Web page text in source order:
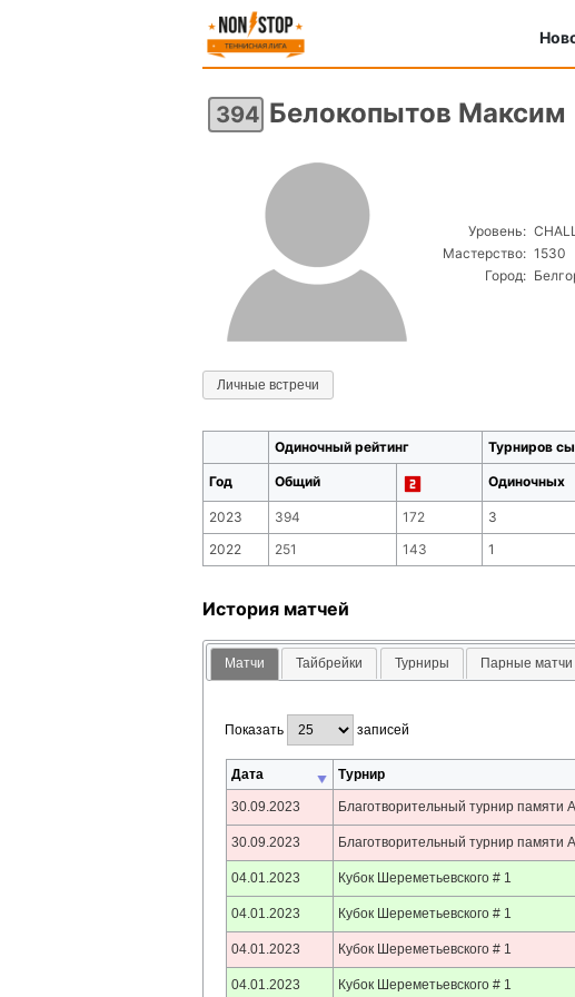
394 Белокопытов Максим
Уровень:
Мастерство: 1530
Город:
Личные встречи
Одиночный рейтинг Турниров
Год Общий Одиночных
2023 394 172 3
2022
251 143 1
История матчей
Матчи Тайбрейки Турниры Парные матчи
Показать записей
Дата Турнир
30.09.2023 Благотворительный турнир памяти
30.09.2023 Благотворительный турнир памяти
04.01.2023 Кубок Шереметьевского # 1
04.01.2023 Кубок Шереметьевского # 1
04.01.2023 Кубок Шереметьевского # 1
04.01.2023 Кубок Шереметьевского # 1